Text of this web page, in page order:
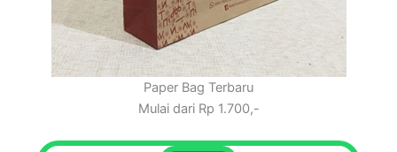
Paper Bag Terbaru
Mulai dari Rp 1.700,-